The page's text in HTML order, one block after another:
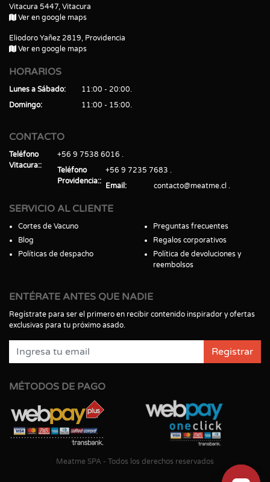
Vitacura 5447, Vitacura
Ver en google maps
Eliodoro Yañez 2819, Providencia
Ver en google maps
HORARIOS
Lunes a Sábado
11:00 - 20:00
Domingo
11:00 - 15:00
CONTACTO
Teléfono
Vitacura:
+56 9 7538 6016
Teléfono
Providencia:
+56 9 7235 7683
Email
contacto@meatme.cl
SERVICIO AL CLIENTE
Cortes de Vacuno
Blog
Políticas de despacho
Preguntas frecuentes
Regalos corporativos
Política de devoluciones y
reembolsos
ENTÉRATE ANTES QUE NADIE
Regístrate para ser el primero en recibir contenido inspirador y ofertas
exclusivas para tu próximo asado.
Registrar
MÉTODOS DE PAGO
Meatme SPA - Todos los derechos reservados